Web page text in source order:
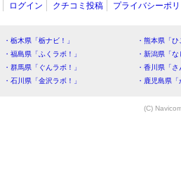
ログイン クチコミ投稿 プライバシーポ
・栃木県「栃ナビ！」
・熊本県「
・福島県「ふくラボ！」
・新潟県「
・群馬県「ぐんラボ！」
・香川県「
・石川県「金沢ラボ！」
・鹿児島県
(C)